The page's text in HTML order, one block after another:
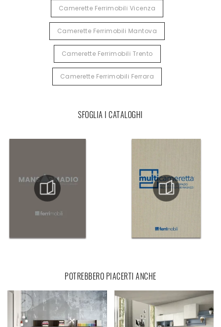
Camerette Ferrimobili Vicenza
Camerette Ferrimobili Mantova
Camerette Ferrimobili Trento
Camerette Ferrimobili Ferrara
SFOGLIA I CATALOGHI
POTREBBERO PIACERTI ANCHE